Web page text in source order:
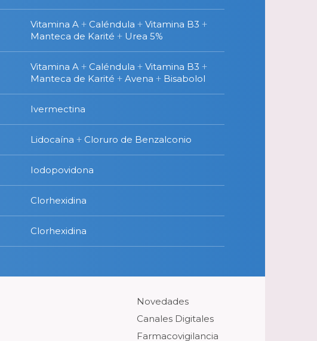
Vitamina A + Caléndula +Vitamina B3 +
Manteca de Karité + Urea 5%
Vitamina A + Caléndula +Vitamina B3 +
Manteca de Karité +Avena + Bisabolol
Ivermectina
Lidocaína + Cloruro de Benzalconio
Iodopovidona
Clorhexidina
Clorhexidina
Novedades
Canales Digitales
Farmacovigilancia